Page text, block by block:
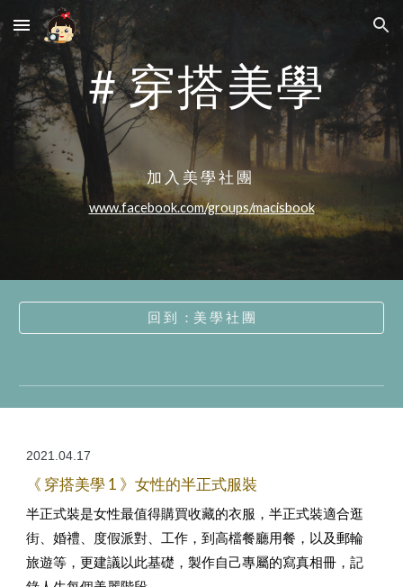
Skip to main content Skip to navigation
＃穿搭美學
加 入 美 學 社 團
www.facebook.com/groups/macisbook
回 到 ：美 學 社 團
2021.04 17
《 穿搭美學 1 》女性的半正式服裝
半正式裝是女性最值得購買收藏的衣服，半正式裝適合逛
街、婚禮、度假派對、工作，到高檔餐廳用餐，以及郵輪
旅遊等，更建議以此基礎，製作自己專屬的寫真相冊，記